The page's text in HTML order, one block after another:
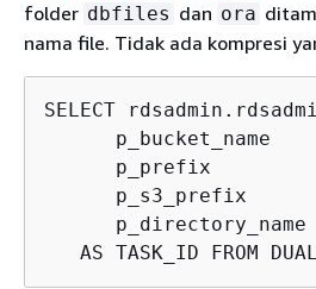
folder dbfiles dan ora
nama file. Tidak ada kompresi
SELECT
p_bucket_name
p_prefix
p_s3_prefix
p_directory_name
AS TASK_ID FROM